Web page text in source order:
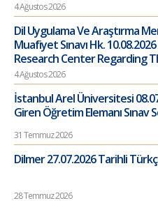
4 Ağustos 2026
Dil Uygulama Ve Araştırma
Muafiyet Sınavı Hk.
Research Center Regarding
4 Ağustos 2026
İstanbul Arel Üniversitesi
Giren Öğretim Elemanı Sınav
31 Temmuz 2026
Dilmer 27.07.2026 Tarihli
28 Temmuz 2026